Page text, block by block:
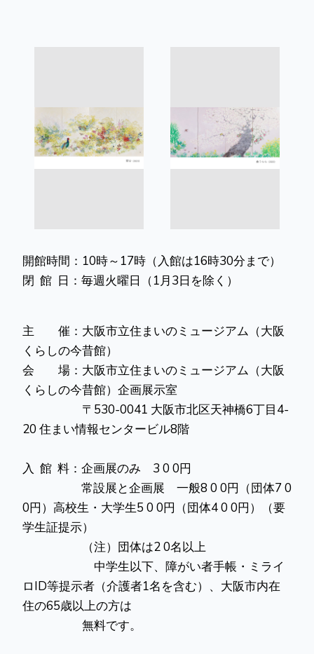
開館時間：10時～17時（入館は16時30分まで）
閉 館 日：毎週火曜日（1月3日を除く）
主 催：大阪市立住まいのミュージアム（大阪
くらしの今昔館）
会 場：大阪市立住まいのミュージアム（大阪
くらしの今昔館）企画展示室
〒530-0041 大阪市北区天神橋6丁目4-
20 住まい情報センタービル8階
入 館 料：企画展のみ 3 0 0円
常設展と企画展 一般8 0 0円（団体7 0
0円）高校生・大学生5 0 0円（団体4 0 0円）（要
学生証提示）
（注）団体は2 0名以上
中学生以下、障がい者手帳・ミライ
ロID等提示者（介護者1名を含む）、大阪市内在
住の65歳以上の方は
無料です。